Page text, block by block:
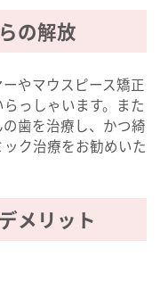
の解放
やマウスピース矯正
っしゃいます。また
歯を治療し、かつ綺
ク治療をお勧めいた
メリット